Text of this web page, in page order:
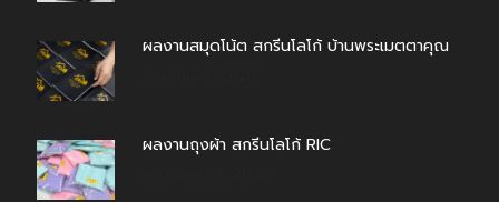
ผลงานสมุดโน้ต สกรีนโลโก้ บ้านพระเมตตาคุณ
ผลงานถุงผ้า สกรีนโลโก้ RIC